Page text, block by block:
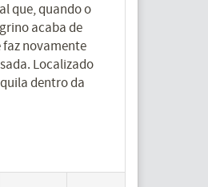
que, quando o
acaba de
faz novamente
Localizado
dentro da